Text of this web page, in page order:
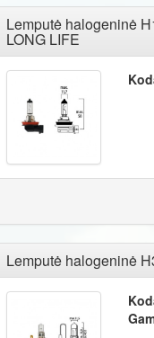
Lemputė halogeninė
LONG LIFE
Lemputė halogeninė